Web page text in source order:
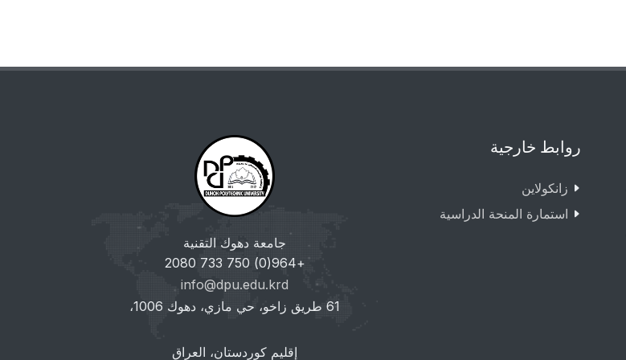
روابط خارجية
زانکولاین
استمارة المنحة الدراسية
جامعة دهوك التقنية
+964(0) 750 733 2080
info@dpu.edu.krd
61 طريق زاخو، حي مازي، دهوك 1006،
إقليم كوردستان، العراق